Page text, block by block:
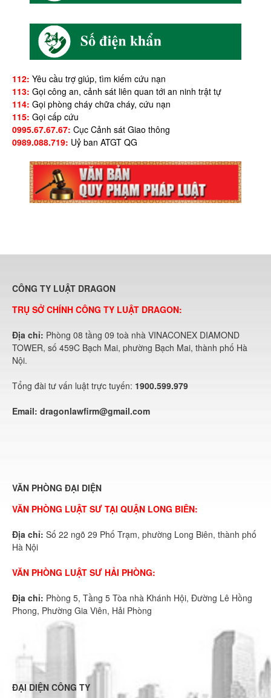
112: Yêu cầu trợ giúp, tìm kiếm cứu nạn
113: Gọi công an, cảnh sát liên quan tới an ninh trật tự
114: Gọi phòng cháy chữa cháy, cứu nạn
115: Gọi cấp cứu
0995.67.67.67: Cục Cảnh sát Giao thông
0989.088.719: Uỷ ban ATGT QG
CÔNG TY LUẬT DRAGON
TRỤ SỞ CHÍNH CÔNG TY LUẬT DRAGON:
Địa chỉ: Phòng 08 tầng 09 toà nhà VINACONEX DIAMOND
TOWER, số 459C Bạch Mai, phường Bạch Mai, thành phố Hà
Nội.
Tổng đài tư vấn luật trực tuyến: 1900.599.979
Email: dragonlawfirm@gmail.com
VĂN PHÒNG ĐẠI DIỆN
VĂN PHÒNG LUẬT SƯ TẠI QUẬN LONG BIÊN:
Địa chỉ: Số 22 ngõ 29 Phố Trạm, phường Long Biên, thành phố
Hà Nội
VĂN PHÒNG LUẬT SƯ HẢI PHÒNG:
Địa chỉ: Phòng 5, Tầng 5 Tòa nhà Khánh Hội, Đường Lê Hồng
Phong, Phường Gia Viên, Hải Phòng
ĐẠI DIỆN CÔNG TY